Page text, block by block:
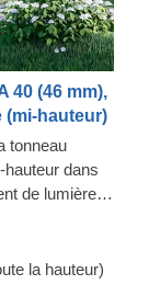
40 (46 mm),
(mi-hauteur)
tonneau
dans
de lumière
de profiter
De plus,
pour 6
la hauteur)